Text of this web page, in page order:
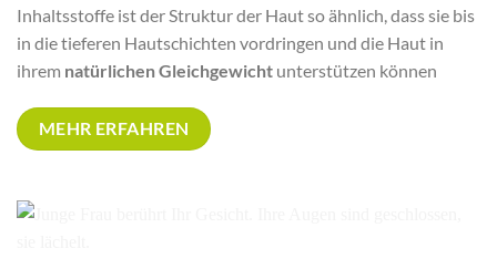
Inhaltsstoffe ist der Struktur der Haut so ähnlich, dass sie bis
in die tieferen Hautschichten vordringen und die Haut in
ihrem natürlichen Gleichgewicht unterstützen können
MEHR ERFAHREN